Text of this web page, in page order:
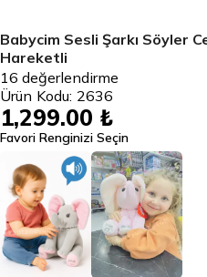
Babycim Sesli Şarkı Söyler
Hareketli
16 değerlendirme
Ürün Kodu: 2636
1,299.00 ₺
Favori Renginizi Seçin